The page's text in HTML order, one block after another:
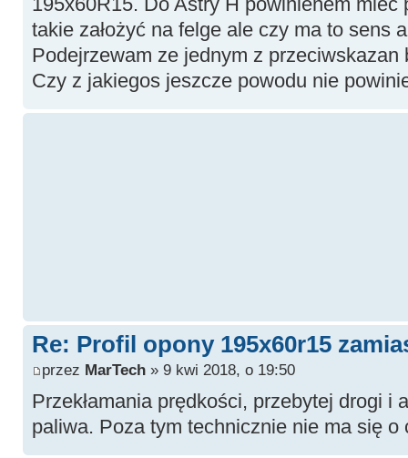
takie założyć na felge ale czy ma to sens
Podejrzewam ze jednym z
Czy z jakiegos jeszcze powodu nie
Re: Profil opony 195x60r15
przez MarTech» 9 kwi 2018, o 19:50
Przekłamania prędkości, przebytej drogi i
paliwa. Poza tym technicznie nie ma się o